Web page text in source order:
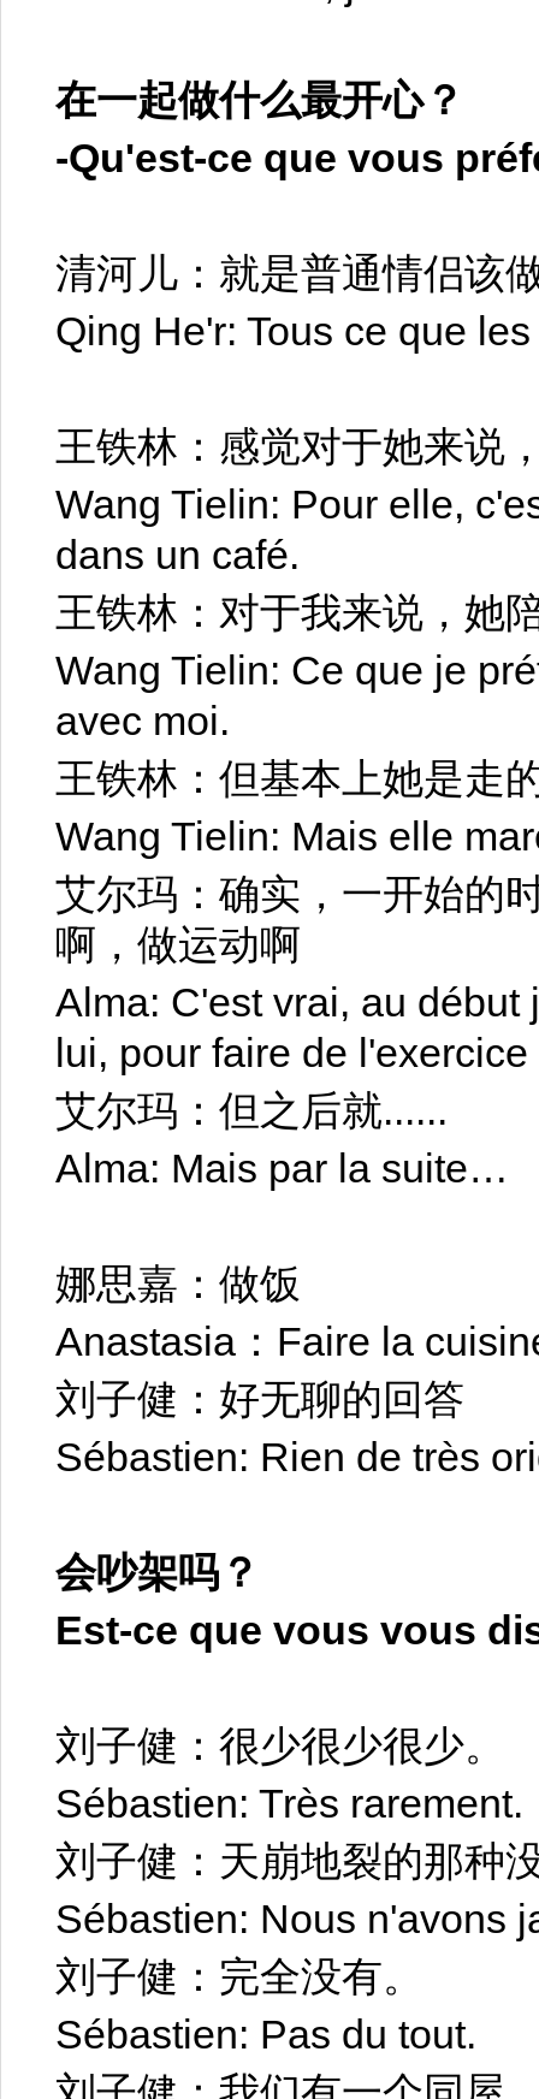
在一起做什么最开心？
-Qu'est-ce que vous
清河儿：就是普通情侣该
Qing He'r: Tous ce que
王铁林：感觉对于她来说
Wang Tielin: Pour elle,
dans un café.
王铁林：对于我来说，她
Wang Tielin: Ce que je
avec moi.
王铁林：但基本上她是走
Wang Tielin: Mais elle
艾尔玛：确实，一开始的
啊，做运动啊
Alma: C'est vrai, au
lui, pour faire de l'exercice
艾尔玛：但之后就......
Alma: Mais par la suite…
娜思嘉：做饭
Anastasia：Faire la
刘子健：好无聊的回答
Sébastien: Rien de très
会吵架吗？
Est-ce que vous vous
刘子健：很少很少很少。
Sébastien: Très rarement.
刘子健：天崩地裂的那种
Sébastien: Nous n'avons
刘子健：完全没有。
Sébastien: Pas du tout.